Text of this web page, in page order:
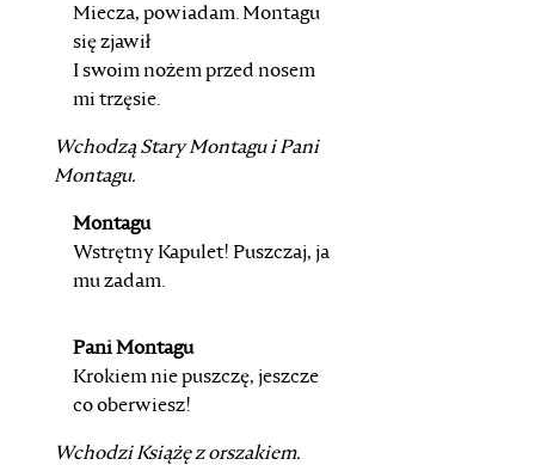
Miecza, powiadam. Montagu
się zjawił
I swoim nożem przed nosem
mi trzęsie.
WchodząStary MontaguiPani
Montagu.
Montagu
Wstrętny Kapulet! Puszczaj, ja
mu zadam.
Pani Montagu
Krokiem nie puszczę, jeszcze
co oberwiesz!
WchodziKsiążęz orszakiem.